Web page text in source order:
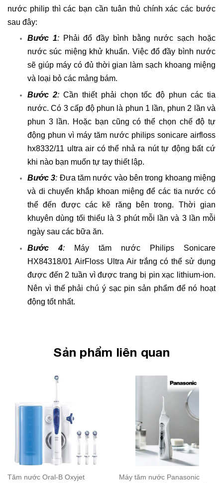
nước philip thì các bạn cần tuân thủ chính xác các bước
sau đây:
Bước 1:Phải đổ đầy bình bằng nước sạch hoặc
nước súc miệng khử khuẩn. Việc đổ đầy bình nước
sẽ giúp máy có đủ thời gian làm sạch khoang miệng
và loại bỏ các mảng bám.
Bước 2:Cần thiết phải chọn tốc độ phun các tia
nước. Có 3 cấp độ phun là phun 1 lần, phun 2 lần và
phun 3 lần. Hoặc bạn cũng có thể chọn chế độ tự
động phun vì máy tăm nước philips sonicare airfloss
hx8332/11 ultra air có thể nhả ra nút tự động bất cứ
khi nào bạn muốn tự tay thiết lập.
Bước 3: Đưa tăm nước vào bên trong khoang miệng
và di chuyển khắp khoan miệng để các tia nước có
thể đến được các kẽ răng bên trong. Thời gian
khuyên dùng tối thiểu là 3 phút mỗi lần và 3 lần mỗi
ngày sau các bữa ăn.
Bước 4: Máy tăm nước Philips Sonicare
HX84318/01 AirFloss Ultra Air trắng có thể sử dụng
được đến 2 tuần vì được trang bị pin xạc lithium-ion.
Nên vì thế phải chú ý sạc pin sản phẩm để nó hoạt
động tốt nhất.
Sản phẩm liên quan
Tăm nước Oral-B Oxyjet
Máy tăm nước Panasonic